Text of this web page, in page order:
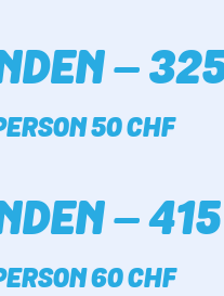
–
50 CHF
–
60 CHF